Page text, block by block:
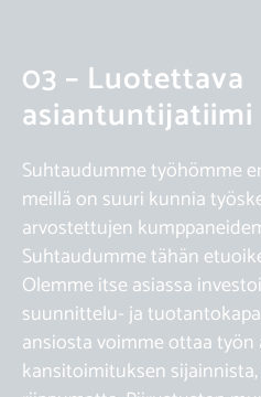
03 – Luotettava
asiantuntijatiimi
Suhtaudumme työhömme
meillä on suuri kunnia
arvostettujen
Suhtaudumme tähän
Olemme itse asiassa
suunnittelu- ja
ansiosta voimme ottaa
kansitoimituksen